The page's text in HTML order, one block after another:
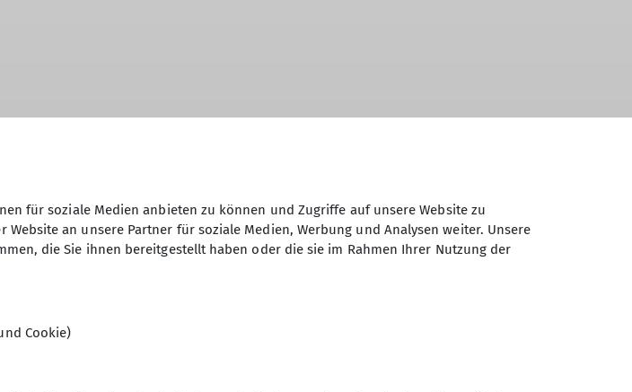
Auch die An-und Abreise mit der Waldbahn war in diesem Sinne
Dauer. Der Abstieg mit Einkehr im Restaurant der Talstation, war
Bodenmais wurde ein Kneippbecken genutzt, bevor die
für soziale Medien anbieten zu können und Zugriffe auf unsere Website zu
an unsere Partner für soziale Medien, Werbung und Analysen weiter. Unsere
die Sie ihnen bereitgestellt haben oder die sie im Rahmen Ihrer Nutzung der
Cookie)